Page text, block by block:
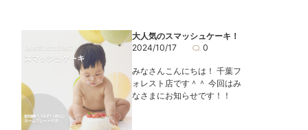
大人気のスマッシュケーキ！
2024/10/17
0
みなさんこんにちは！ 千葉フ
ォレスト店です＾＾ 今回はみ
なさまにお知らせです！！